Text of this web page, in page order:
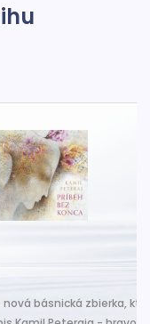
ktorá nesie